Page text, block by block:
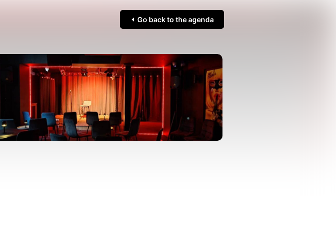
Go back to the agenda